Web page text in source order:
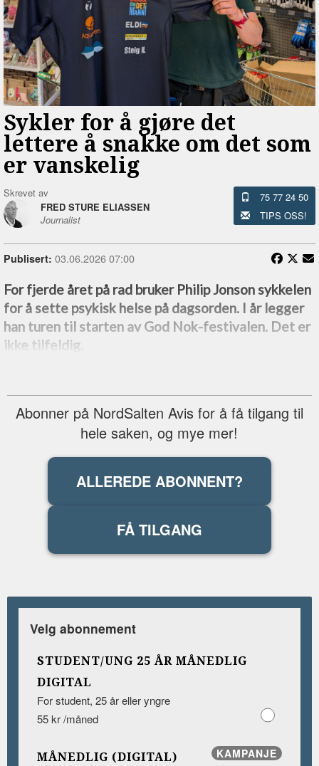
Sykler for å gjøre det
lettere å snakke om det som
er vanskelig
Skrevet av
FRED STURE ELIASSEN
Journalist
75 77 24 50
TIPS OSS!
Publisert: 03.06.2026 07:00
For fjerde året på rad bruker Philip Jonson sykkelen
for å sette psykisk helse på dagsorden. I år legger
han turen til starten av God Nok-festivalen. Det er
ikke tilfeldig.
Abonner på NordSalten Avis for å få tilgang til
hele saken, og mye mer!
ALLEREDE ABONNENT?
FÅ TILGANG
Velg abonnement
STUDENT/UNG 25 ÅR MÅNEDLIG
DIGITAL
For student, 25 år eller yngre
55 kr /måned
KAMPANJE
MÅNEDLIG (DIGITAL)